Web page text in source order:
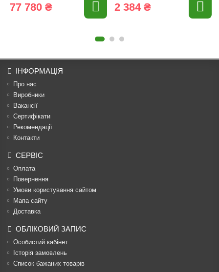
77 780 ₴ 2 384 ₴
ІНФОРМАЦІЯ
Про нас
Виробники
Вакансії
Сертифікати
Рекомендації
Контакти
СЕРВІС
Оплата
Повернення
Умови користування сайтом
Мапа сайту
Доставка
ОБЛІКОВИЙ ЗАПИС
Особистий кабінет
Історія замовлень
Список бажаних товарів